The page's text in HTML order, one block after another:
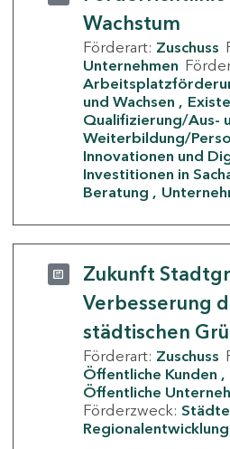
Wachstum
Förderart: Zuschuss
Unternehmen
und Wachsen
Qualifizierung/Aus-
Weiterbildung/
Innovationen und
Investitionen in
Beratung
Zukunft
Verbesserung
städtischen
Förderart: Zuschuss
Öffentliche Kunden
Öffentliche
Förderzweck:
Regionalentwicklung